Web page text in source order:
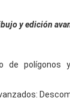
y edición
de polígonos